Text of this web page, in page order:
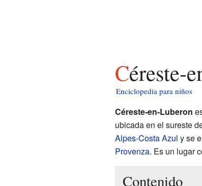
Enciclopedia para niños
Céreste-en-Luberon
ubicada en el sureste
Alpes-Costa Azul y se
Provenza. Es un lugar
Contenido